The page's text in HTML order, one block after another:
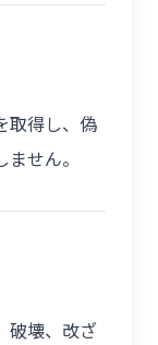
取得し、偽
せん。
破壊、改ざ